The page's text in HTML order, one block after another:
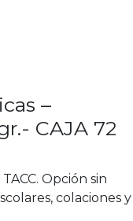
–
CAJA 72
Opción sin
colaciones y